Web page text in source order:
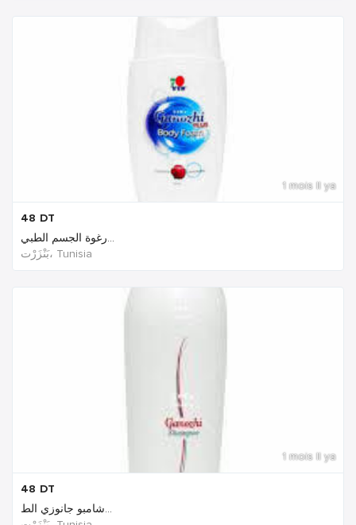
1 mois Il ya
48 DT
رغوة الجسم الطبي...
بَنْزَرْت‎، Tunisia
1 mois Il ya
48 DT
شامبو جانوزي الط...